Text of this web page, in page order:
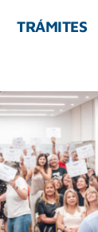
TRÁMITES